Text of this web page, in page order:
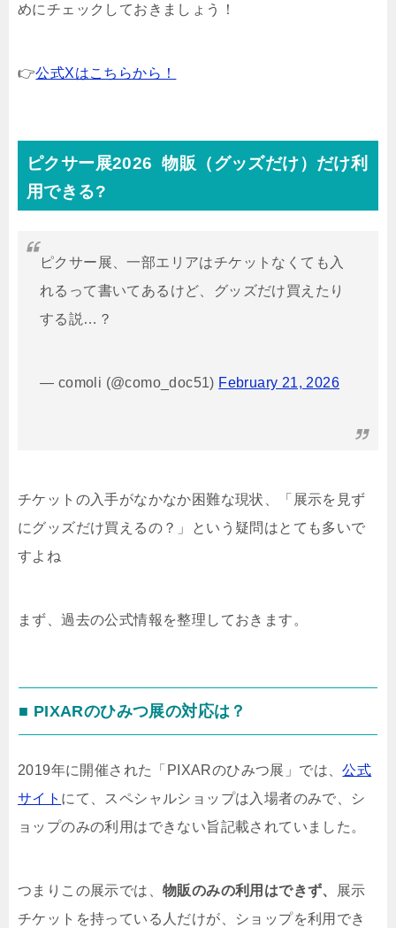
めにチェックしておきましょう！
👉公式Xはこちらから！
ピクサー展2026 物販（グッズだけ）だけ利
用できる?
ピクサー展、一部エリアはチケットなくても入
れるって書いてあるけど、グッズだけ買えたり
する説…？
— comoli (@como_doc51) February 21, 2026
チケットの入手がなかなか困難な現状、「展示を見ず
にグッズだけ買えるの？」という疑問はとても多いで
すよね
まず、過去の公式情報を整理しておきます。
■ PIXARのひみつ展の対応は？
2019年に開催された「PIXARのひみつ展」では、公式
サイト にて、スペシャルショップは入場者のみで、シ
ョップのみの利用はできない旨記載されていました。
つまりこの展示では、 物販のみの利用はできず、
展示
チケットを持っている人だけが、ショップを利用でき